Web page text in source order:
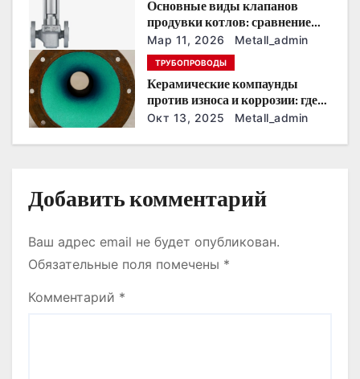
п
и
с
я
м
Основные виды клапанов
продувки котлов: сравнение
устройств и характеристик
Мар 11, 2026 Metall_admin
ТРУБОПРОВОДЫ
Керамические компаунды
против износа и коррозии: где
они работают эффективнее
Окт 13, 2025 Metall_admin
Добавить комментарий
Ваш адрес email не будет опубликован.
Обязательные поля помечены *
Комментарий *